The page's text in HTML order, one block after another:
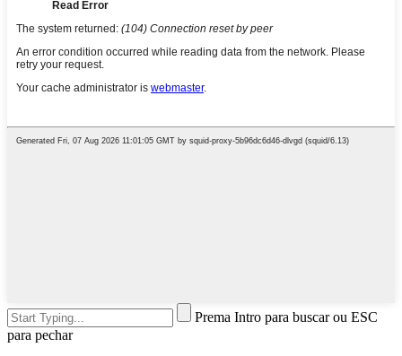
Prema Intro para buscar ou ESC
para pechar